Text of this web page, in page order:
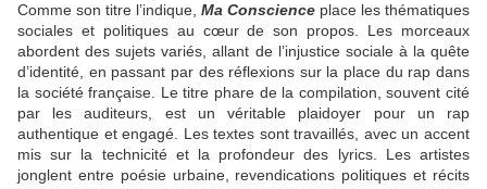
Comme son titre l’indique, Ma Conscience place les thématiques
sociales et politiques au cœur de son propos. Les morceaux
abordent des sujets variés, allant de l’injustice sociale à la quête
d’identité, en passant par des réflexions sur la place du rap dans
la société française. Le titre phare de la compilation, souvent cité
par les auditeurs, est un véritable plaidoyer pour un rap
authentique et engagé. Les textes sont travaillés, avec un accent
mis sur la technicité et la profondeur des lyrics. Les artistes
jonglent entre poésie urbaine, revendications politiques et récits